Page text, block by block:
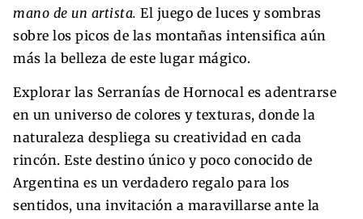
mano de un artista. El juego de luces y sombras
sobre los picos de las montañas intensifica aún
más la belleza de este lugar mágico.
Explorar las Serranías de Hornocal es adentrarse
en un universo de colores y texturas, donde la
naturaleza despliega su creatividad en cada
rincón. Este destino único y poco conocido de
Argentina es un verdadero regalo para los
sentidos, una invitación a maravillarse ante la